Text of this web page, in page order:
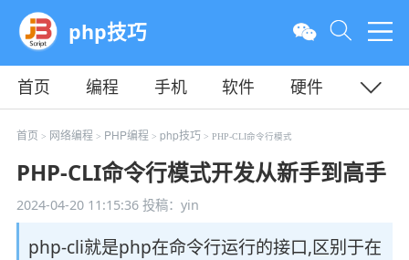
php技巧
首页 编程 手机 软件
硬件
教程
平面 服务器
首页 > 网络编程 > PHP编程 > php技巧 > PHP-CLI命令行模式
PHP-CLI命令行模式开发从新手到高手
2024-04-20 11:15:36投稿：yin
php-cli就是php在命令行运行的接口,区别于在